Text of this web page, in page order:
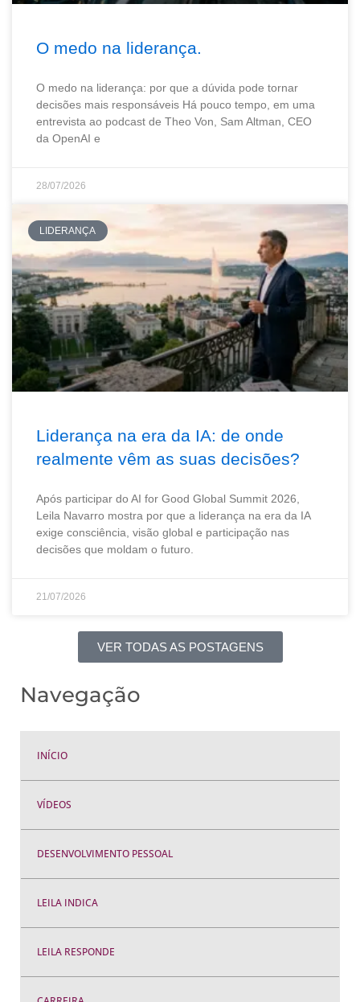
O medo na liderança.
O medo na liderança: por que a dúvida pode tornar
decisões mais responsáveis Há pouco tempo, em uma
entrevista ao podcast de Theo Von, Sam Altman, CEO
da OpenAI e
28/07/2026
LIDERANÇA
Liderança na era da IA: de onde
realmente vêm as suas decisões?
Após participar do AI for Good Global Summit 2026,
Leila Navarro mostra por que a liderança na era da IA
exige consciência, visão global e participação nas
decisões que moldam o futuro.
21/07/2026
VER TODAS AS POSTAGENS
Navegação
INÍCIO
VÍDEOS
DESENVOLVIMENTO PESSOAL
LEILA INDICA
LEILA RESPONDE